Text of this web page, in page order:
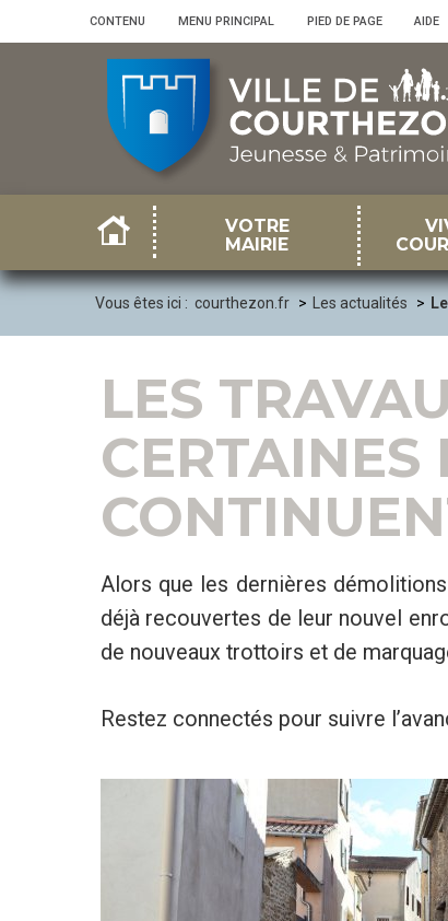
CONTENU MENU PRINCIPAL PIED DE PAGE AIDE
VOTRE
MAIRIE
Vous êtes ici : courthezon.fr Les actualités
LES
CERTAINES
Alors que les dernières
déjà recouvertes de leur nouvel
de nouveaux trottoirs et de
Restez connectés pour suivre